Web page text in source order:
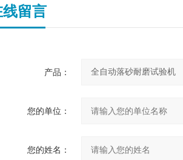
线留言
产品：
您的单位：
您的姓名：